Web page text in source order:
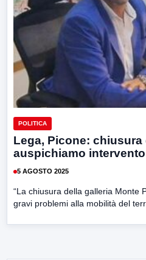
POLITICA
Lega, Picone: chiusura
auspichiamo
5 AGOSTO 2025
“La chiusura della galleria Monte
gravi problemi alla mobilità del